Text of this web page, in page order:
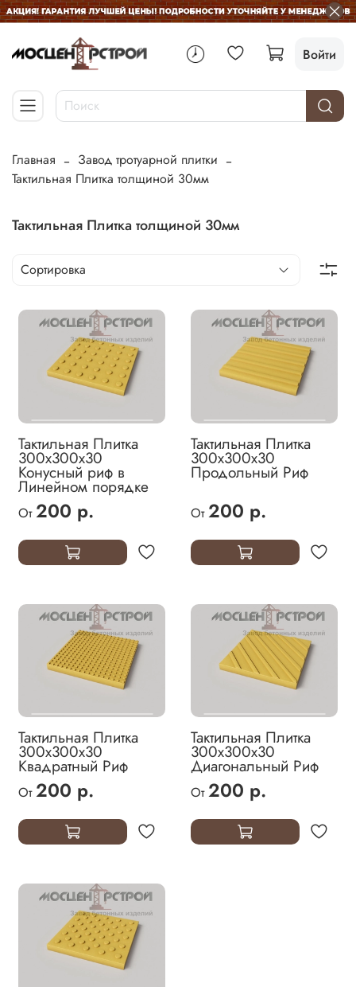
Войти
Главная
Завод тротуарной плитки
Тактильная Плитка толщиной 30мм
Тактильная Плитка толщиной 30мм
Тактильная Плитка
300х300х30
Конусный риф в
Линейном порядке
От 200 р.
Тактильная Плитка
300х300х30
Продольный Риф
От 200 р.
Тактильная Плитка
300х300х30
Квадратный Риф
От 200 р.
Тактильная Плитка
300х300х30
Диагональный Риф
От 200 р.